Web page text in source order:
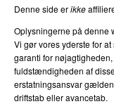
Denne side erikke
Oplysningerne på denne
Vi gør vores yderste for
garanti for
fuldstændigheden af
erstatningsansvar
driftstab eller avancetab.